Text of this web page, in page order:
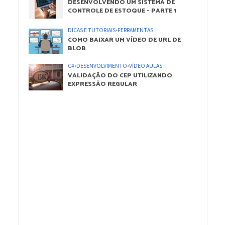
DESENVOLVENDO UM SISTEMA DE
CONTROLE DE ESTOQUE – PARTE 1
DICAS E TUTORIAIS•FERRAMENTAS
COMO BAIXAR UM VÍDEO DE URL DE
BLOB
C#•DESENVOLVIMENTO•VÍDEO AULAS
VALIDAÇÃO DO CEP UTILIZANDO
EXPRESSÃO REGULAR